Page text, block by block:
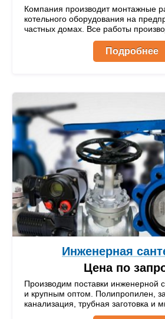
Компания производит монтажные
котельного оборудования на
частных домах. Все работы
соблюдении всех технических норм
Подробнее
Инженерная
Цена по
Производим поставки инженерной
и крупным оптом. Полипропилен,
канализация, трубная заготовка и
всегда в наличии на складе в г.